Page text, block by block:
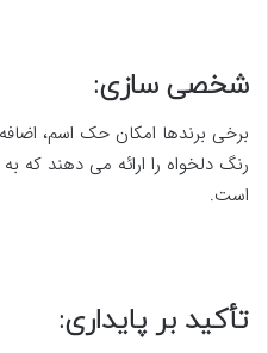
شخصی سازی:
برخی برندها امکان حک اسم،
رنگ دلخواه را ارائه می دهند که
است.
تأکید بر پایداری: